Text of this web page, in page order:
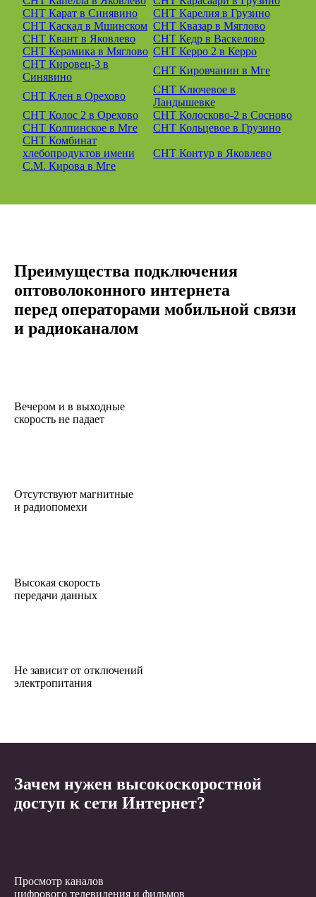
СНТ Карат в Синявино
СНТ Карелия в Грузино
СНТ Каскад в Мшинском СНТ Квазар в Мяглово
СНТ Квант в Яковлево
СНТ Кедр в Васкелово
СНТ Керамика в Мяглово СНТ Керро 2 в Керро
СНТ Кировец-3 в
Синявино
СНТ Кировчанин в Мге
СНТ Клен в Орехово
СНТ Ключевое в
Ландышевке
СНТ Колос 2 в Орехово
СНТ Колосково-2 в Сосново
СНТ Колпинское в Мге
СНТ Кольцевое в Грузино
СНТ Комбинат
хлебопродуктов имени
С.М. Кирова в Мге
СНТ Контур в Яковлево
Преимущества подключения
оптоволоконного интернета
перед операторами мобильной связи
и радиоканалом
Вечером и в выходные
скорость не падает
Отсутствуют магнитные
и радиопомехи
Высокая скорость
передачи данных
Не зависит от отключений
электропитания
Зачем нужен высокоскоростной
доступ к сети Интернет?
Просмотр каналов
цифрового телевидения и фильмов